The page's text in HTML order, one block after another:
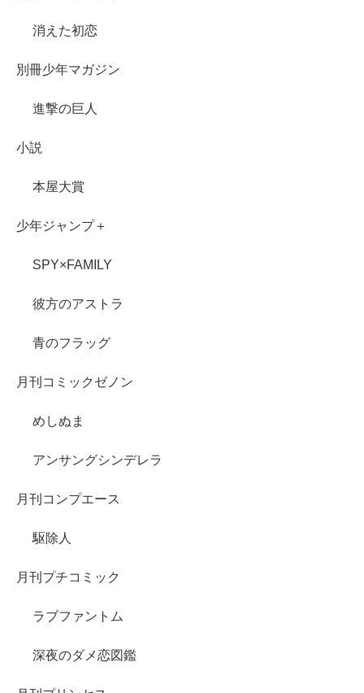
消えた初恋
別冊少年マガジン
進撃の巨人
小説
本屋大賞
少年ジャンプ＋
SPY×FAMILY
彼方のアストラ
青のフラッグ
月刊コミックゼノン
めしぬま
アンサングシンデレラ
月刊コンプエース
駆除人
月刊プチコミック
ラブファントム
深夜のダメ恋図鑑